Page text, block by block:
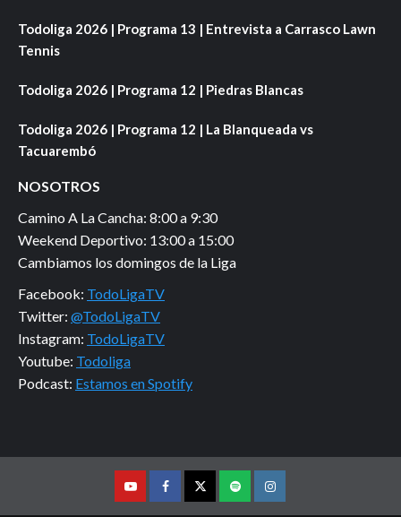
Todoliga 2026 | Programa 13 | Entrevista a Carrasco Lawn
Tennis
Todoliga 2026 | Programa 12 | Piedras Blancas
Todoliga 2026 | Programa 12 | La Blanqueada vs
Tacuarembó
NOSOTROS
Camino A La Cancha: 8:00 a 9:30
Weekend Deportivo: 13:00 a 15:00
Cambiamos los domingos de la Liga
Facebook: TodoLigaTV
Twitter: @TodoLigaTV
Instagram: TodoLigaTV
Youtube: Todoliga
Podcast: Estamos en Spotify
YoutubeFacebookTwitterPodcastInstagram